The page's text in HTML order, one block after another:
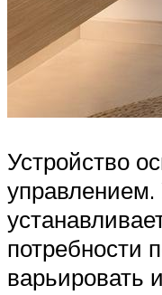
Устройство
управлением.
потребности
варьировать